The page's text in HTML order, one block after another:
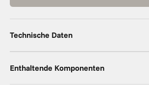
Technische Daten
Enthaltende Komponenten